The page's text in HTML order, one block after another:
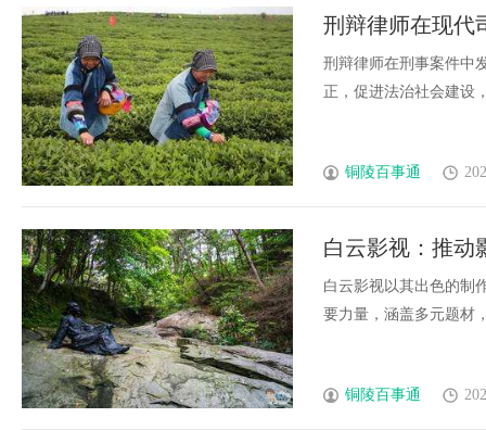
刑辩律师在现代
刑辩律师在刑事案件中
正，促进法治社会建设
铜陵百事通
白云影视：推动
白云影视以其出色的制
要力量，涵盖多元题材
铜陵百事通